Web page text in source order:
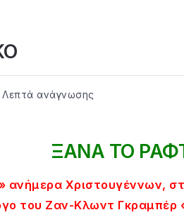
Λεπτά ανάγνωσης
ΞΑΝΑ ΤΟ
ανήμερα Χριστουγέννων,
του Ζαν-Κλωντ Γκραμπέρ